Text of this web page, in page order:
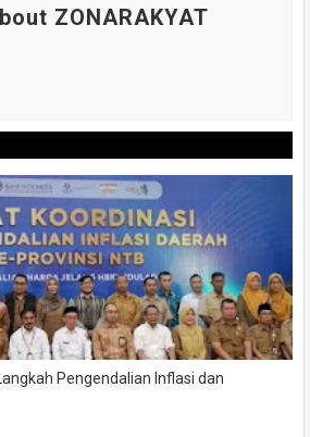
ZONARAKYAT
Pengendalian Inflasi dan